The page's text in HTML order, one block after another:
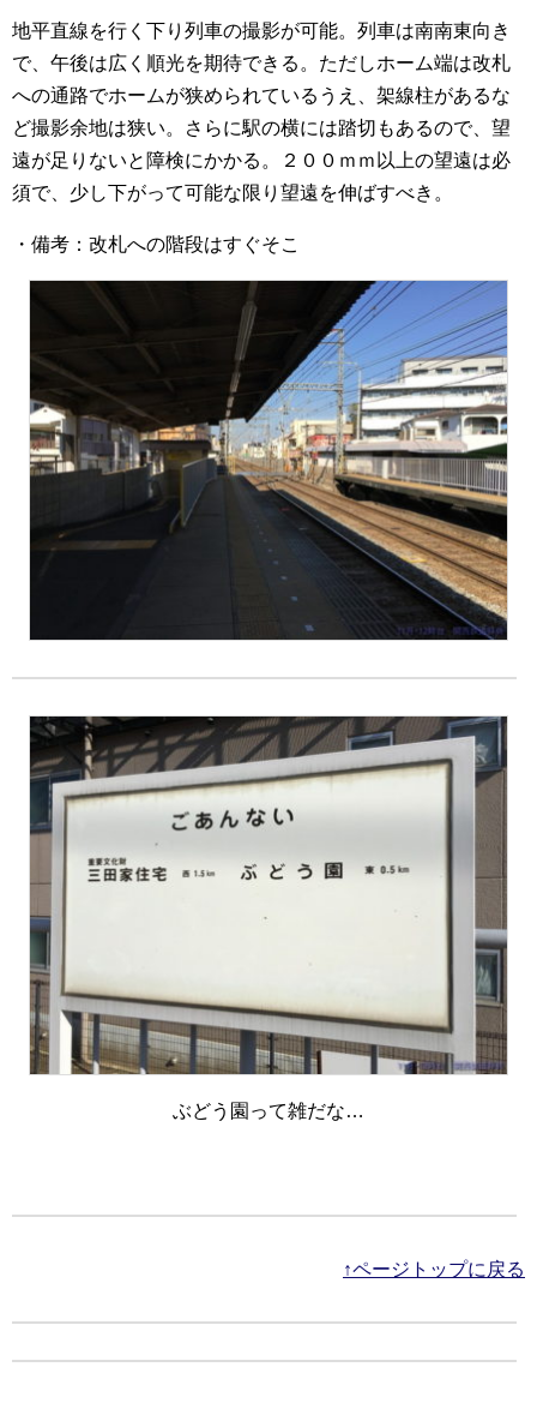
地平直線を行く下り列車の撮影が可能。列車は南南東向き
で、午後は広く順光を期待できる。ただしホーム端は改札
への通路でホームが狭められているうえ、架線柱があるな
ど撮影余地は狭い。さらに駅の横には踏切もあるので、望
遠が足りないと障検にかかる。２００ｍｍ以上の望遠は必
須で、少し下がって可能な限り望遠を伸ばすべき。
・備考：改札への階段はすぐそこ
ぶどう園って雑だな…
↑ページトップに戻る